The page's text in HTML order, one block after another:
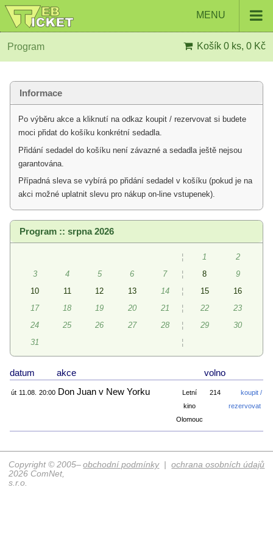
MENU
Program Košík 0 ks, 0 Kč
Informace
Po výběru akce a kliknutí na odkaz koupit / rezervovat si budete
moci přidat do košíku konkrétní sedadla.
Přidání sedadel do košíku není závazné a sedadla ještě nejsou
garantována.
Případná sleva se vybírá po přidání sedadel v košíku (pokud je na
akci možné uplatnit slevu pro nákup on-line vstupenek).
Program :: srpna 2026
¦ 1
2
3
4 5 6 7 ¦ 8
9
10
11 12 13 14 ¦ 15
16
17
18 19 20 21 ¦ 22
23
24
25 26 27 28 ¦ 29
30
31
¦
datum akce volno
út 11.08. 20:00 Don Juan v New Yorku
Letní
kino
Olomouc
214
koupit /
rezervovat
obchodní podmínky|ochrana osobních údajů
Copyright © 2005–
2026 ComNet,
s.r.o.